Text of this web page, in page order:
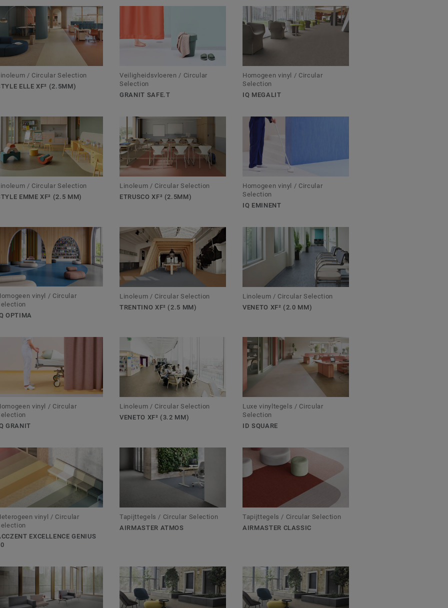
/ Circular Selection
ELLE XF² (2.5MM)
Veiligheidsvloeren / Circular
Selection
GRANIT SAFE.T
Homogeen vinyl / Circular
Selection
IQ MEGALIT
/ Circular Selection
EMME XF² (2.5 MM)
Linoleum / Circular Selection
ETRUSCO XF² (2.5MM)
Homogeen vinyl / Circular
Selection
IQ EMINENT
vinyl / Circular
OPTIMA
Linoleum / Circular Selection
TRENTINO XF² (2.5 MM)
Linoleum / Circular Selection
VENETO XF² (2.0 MM)
vinyl / Circular
GRANIT
Linoleum / Circular Selection
VENETO XF² (3.2 MM)
Luxe vinyltegels / Circular
Selection
ID SQUARE
vinyl / Circular
EXCELLENCE GENIUS
Tapijttegels / Circular Selection
AIRMASTER ATMOS
Tapijttegels / Circular Selection
AIRMASTER CLASSIC